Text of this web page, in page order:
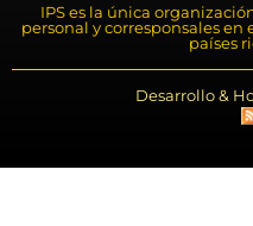
IPS es la única
personal y corresponsales
países
Desarrollo &